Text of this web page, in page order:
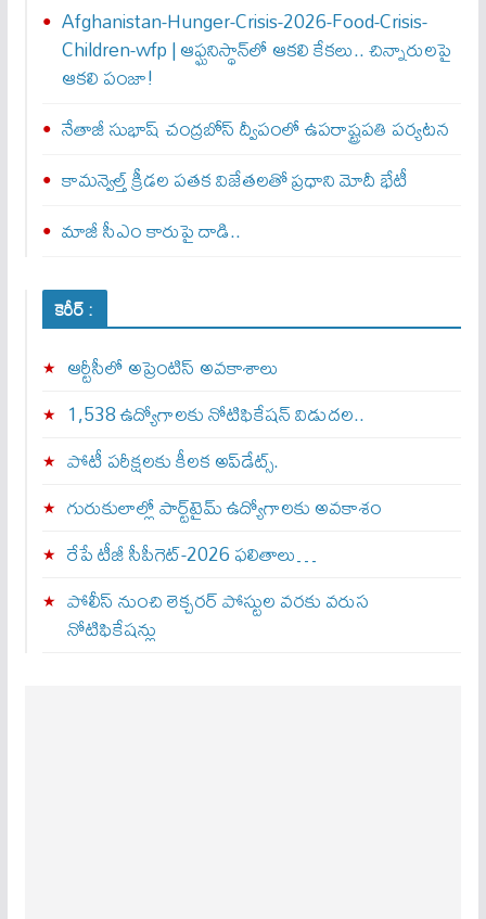
Afghanistan-Hunger-Crisis-2026-Food-Crisis-
Children-wfp | ఆఫ్ఘనిస్థాన్‌లో ఆకలి కేకలు.. చిన్నారులపై
ఆకలి పంజా!
నేతాజీ సుభాష్ చంద్రబోస్ ద్వీపంలో ఉపరాష్ట్రపతి పర్యటన
కామన్వెల్త్‌ క్రీడల పతక విజేతలతో ప్రధాని మోదీ భేటీ
మాజీ సీఎం కారుపై దాడి..
కెరీర్ :
ఆర్టీసీలో అప్రెంటిస్‌ అవకాశాలు
1,538 ఉద్యోగాలకు నోటిఫికేషన్ విడుదల..
పోటీ పరీక్షలకు కీలక అప్‌డేట్స్.
గురుకులాల్లో పార్ట్‌టైమ్ ఉద్యోగాలకు అవకాశం
రేపే టీజీ సీపీగెట్‌-2026 ఫలితాలు…
పోలీస్ నుంచి లెక్చరర్ పోస్టుల వరకు వరుస
నోటిఫికేషన్లు